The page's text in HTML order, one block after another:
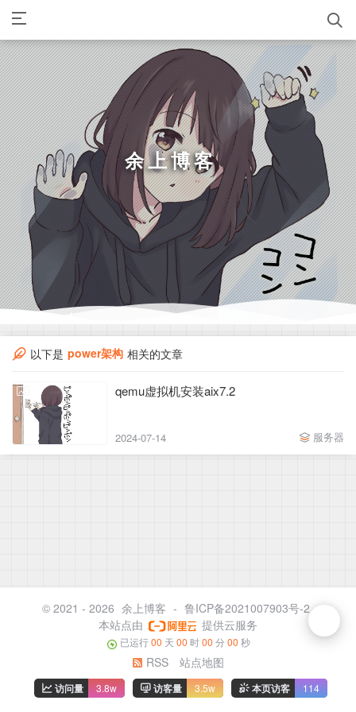
余上博客_
如果可以，愿来生你不要忘记我，我也不要忘记你那熟悉的温柔。
「 狐妖小红娘 」
以下是 power架构 相关的文章
qemu虚拟机安装aix7.2
2024-07-14 服务器
© 2021 - 2026 余上博客 - 鲁ICP备2021007903号-2
本站点由
提供云服务
已运行00 天 00 时00 分 00 秒
RSS 站点地图
访问量 3.8w 访客量 3.5w 本页访客 114